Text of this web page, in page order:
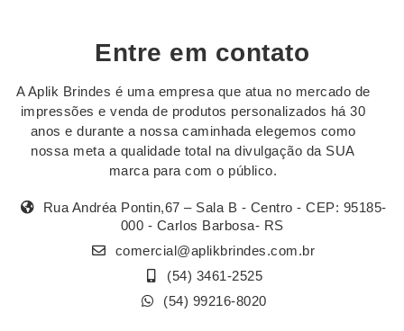
Entre em contato
A Aplik Brindes é uma empresa que atua no mercado de
impressões e venda de produtos personalizados há 30
anos e durante a nossa caminhada elegemos como
nossa meta a qualidade total na divulgação da SUA
marca para com o público.
Rua Andréa Pontin,67 – Sala B - Centro - CEP: 95185-
000 - Carlos Barbosa- RS
comercial@aplikbrindes.com.br
(54) 3461-2525
(54) 99216-8020